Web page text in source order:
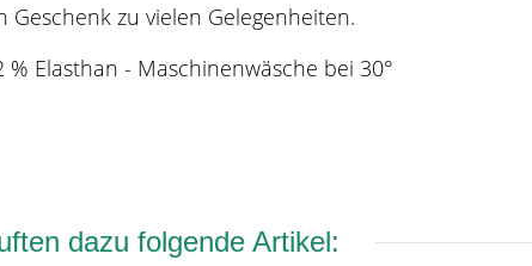
zu vielen Gelegenheiten.
Elasthan - Maschinenwäsche bei 30°
dazu folgende Artikel: